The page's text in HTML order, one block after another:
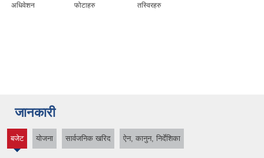
अधिवेशन फोटाहरु तस्विरहरु
जानकारी
बजेट योजना सार्वजनिक खरिद ऐन, कानुन, निर्देशिका